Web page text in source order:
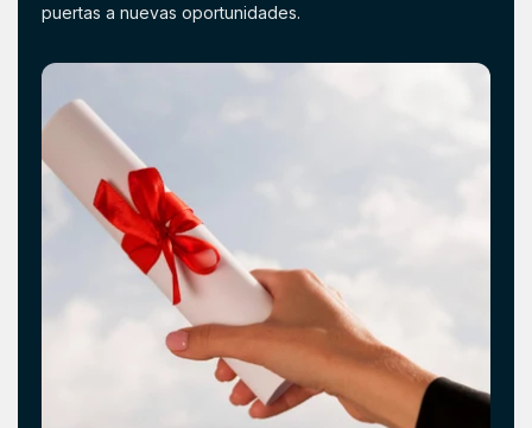
puertas a nuevas oportunidades.